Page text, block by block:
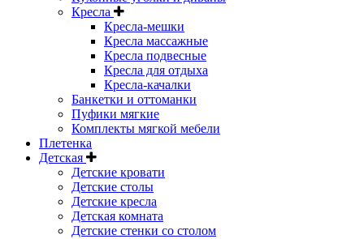
Кресла
Кресла-мешки
Кресла массажные
Кресла подвесные
Кресла для отдыха
Кресла-качалки
Банкетки и оттоманки
Пуфики мягкие
Комплекты мягкой мебели
Плетенка
Детская
Детские кровати
Детские столы
Детские кресла
Детская комната
Детские стенки со столом